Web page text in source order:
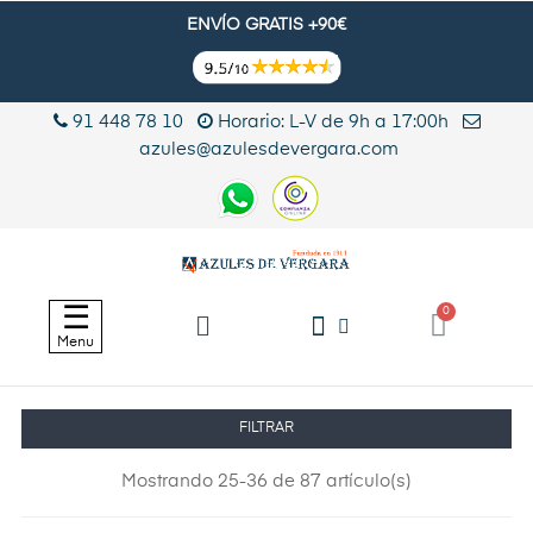
ENVÍO GRATIS +90€
91 448 78 10
Horario: L-V de 9h a 17:00h
azules@azulesdevergara.com
Navegación
de
palanca
☰
Menu
FILTRAR
Mostrando 25-36 de 87 artículo(s)